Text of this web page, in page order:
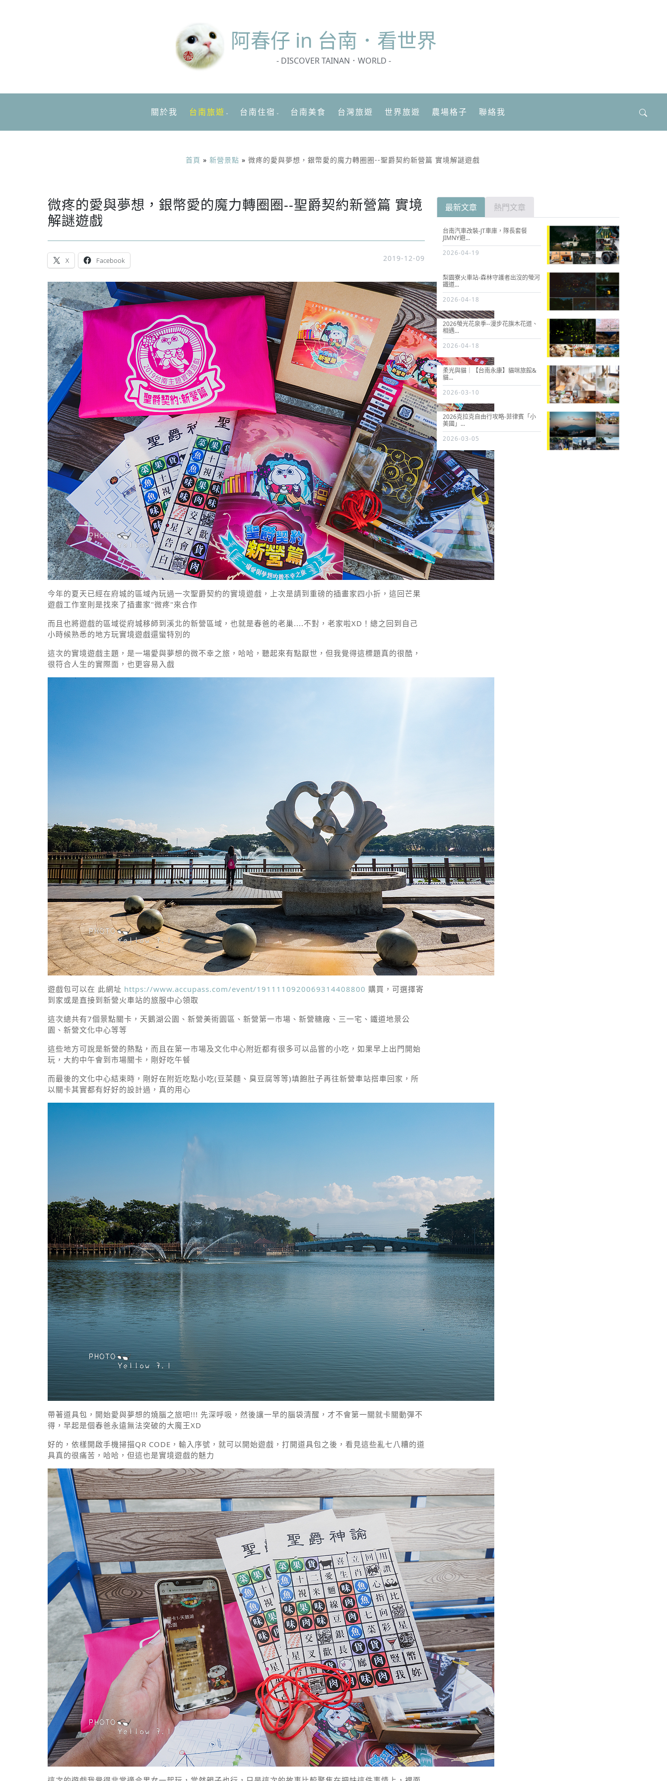
阿春仔 in 台南．看世界
- DISCOVER TAINAN．WORLD -
關於我 台南旅遊 台南住宿 台南美食 台灣旅遊 世界旅遊 農場格子 聯絡我
尋
首頁 » 新營景點 » 微疼的愛與夢想，銀幣愛的魔力轉圈圈--聖爵契約新營篇 實境解謎遊戲
微疼的愛與夢想，銀幣愛的魔力轉圈圈--聖爵契約新營篇 實境
解謎遊戲
X Facebook 2019-12-09
今年的夏天已經在府城的區域內玩過一次聖爵契約的實境遊戲，上次是請到重磅的插畫家四小折，這回芒果
遊戲工作室則是找來了插畫家"微疼"來合作
而且也將遊戲的區域從府城移師到溪北的新營區域，也就是春爸的老巢....不對，老家啦XD！總之回到自己
小時候熟悉的地方玩實境遊戲還蠻特別的
這次的實境遊戲主題，是一場愛與夢想的微不幸之旅，哈哈，聽起來有點厭世，但我覺得這標題真的很酷，
很符合人生的實際面，也更容易入戲
遊戲包可以在 此網址 https://www.accupass.com/event/1911110920069314408800 購買，可選擇寄
到家或是直接到新營火車站的旅服中心領取
這次總共有7個景點關卡，天鵝湖公園、新營美術園區、新營第一市場、新營糖廠、三一宅、鐵道地景公
園、新營文化中心等等
這些地方可說是新營的熱點，而且在第一市場及文化中心附近都有很多可以品嘗的小吃，如果早上出門開始
玩，大約中午會到市場關卡，剛好吃午餐
而最後的文化中心結束時，剛好在附近吃點小吃(豆菜麵、臭豆腐等等)填飽肚子再往新營車站搭車回家，所
以關卡其實都有好好的設計過，真的用心
帶著道具包，開始愛與夢想的燒腦之旅吧!!! 先深呼吸，然後讓一早的腦袋清醒，才不會第一關就卡關動彈不
得，早起是個春爸永遠無法突破的大魔王XD
好的，依樣開啟手機掃描QR CODE，輸入序號，就可以開始遊戲，打開道具包之後，看見這些亂七八糟的道
具真的很痛苦，哈哈，但這也是實境遊戲的魅力
最新文章 熱門文章
台南汽車改裝-JT車庫，隊長套餐
JIMNY避...
2026-04-19
梨園寮火車站-森林守護者出沒的螢河
鐵道...
2026-04-18
2026螢光花泉季--漫步花旗木花道、
相遇...
2026-04-18
柔光與貓｜【台南永康】貓咪旅館&
貓...
2026-03-10
2026克拉克自由行攻略-菲律賓「小
美國」...
2026-03-05